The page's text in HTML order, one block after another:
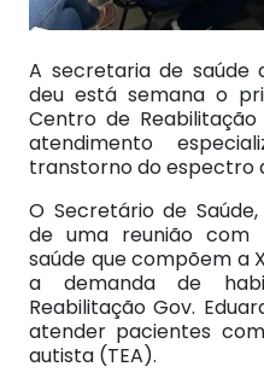
A secretaria de saúde
deu está semana o
Centro de
atendimento
transtorno do espectro
O Secretário de
de uma reunião com
saúde que compõem a
a demanda de
Reabilitação Gov.
atender pacientes
autista (TEA).